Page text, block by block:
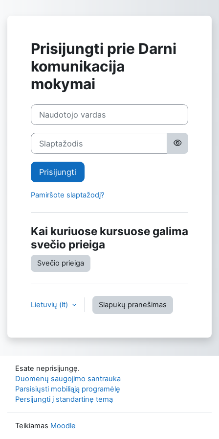
Prisijungti prie Darni
komunikacija
mokymai
Naudotojo vardas
Slaptažodis
Prisijungti
Pamiršote slaptažodį?
Kai kuriuose kursuose galima
svečio prieiga
Svečio prieiga
Lietuvių ‎(lt)‎ Slapukų pranešimas
Esate neprisijungę.
Duomenų saugojimo santrauka
Parsisiųsti mobiliąją programėlę
Persijungti į standartinę temą
Teikiamas Moodle